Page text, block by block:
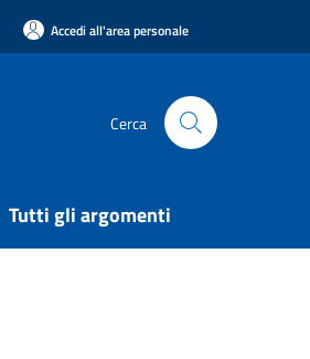
Accedi all'area personale
Cerca
Tutti gli argomenti